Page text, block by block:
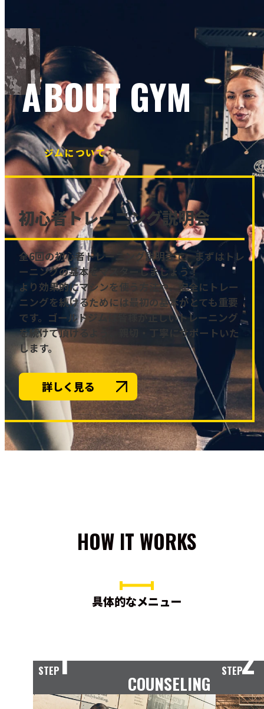
ABOUT GYM
ジムについて
初心者トレーニング説明会
全6回の初心者トレーニング説明会で、まずはトレ
ーニングの基本をマスターしましょう！
より効果的にマシンを使う方法や、安全にトレー
ニングを続けるためには最初の基本がとても重要
です。ゴールドジムは皆様が正しいトレーニング
を続けて頂けるよう、親切・丁寧にサポートいた
します。
詳しく見る
HOW IT WORKS
具体的なメニュー
STEP1
COUNSELING
STEP2